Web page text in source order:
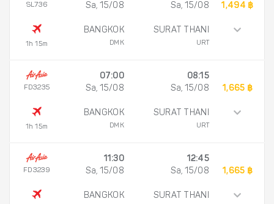
SL736
1h 15m
Sa, 15/08
BANGKOK
DMK
Sa, 15/08
SURAT THANI
URT
1,494 ฿
FD3235
1h 15m
07:00
Sa, 15/08
BANGKOK
DMK
08:15
Sa, 15/08
SURAT THANI
URT
1,665 ฿
FD3239
11:30
Sa, 15/08
BANGKOK
12:45
Sa, 15/08
SURAT THANI
1,665 ฿